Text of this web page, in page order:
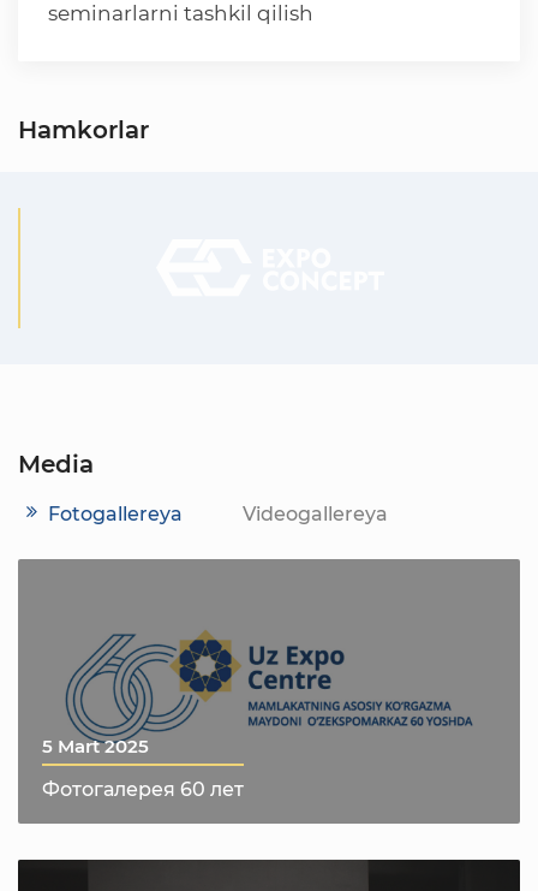
seminarlarni tashkil qilish
Hamkorlar
Media
Fotogallereya Videogallereya
5 Mart 2025
Фотогалерея 60 лет